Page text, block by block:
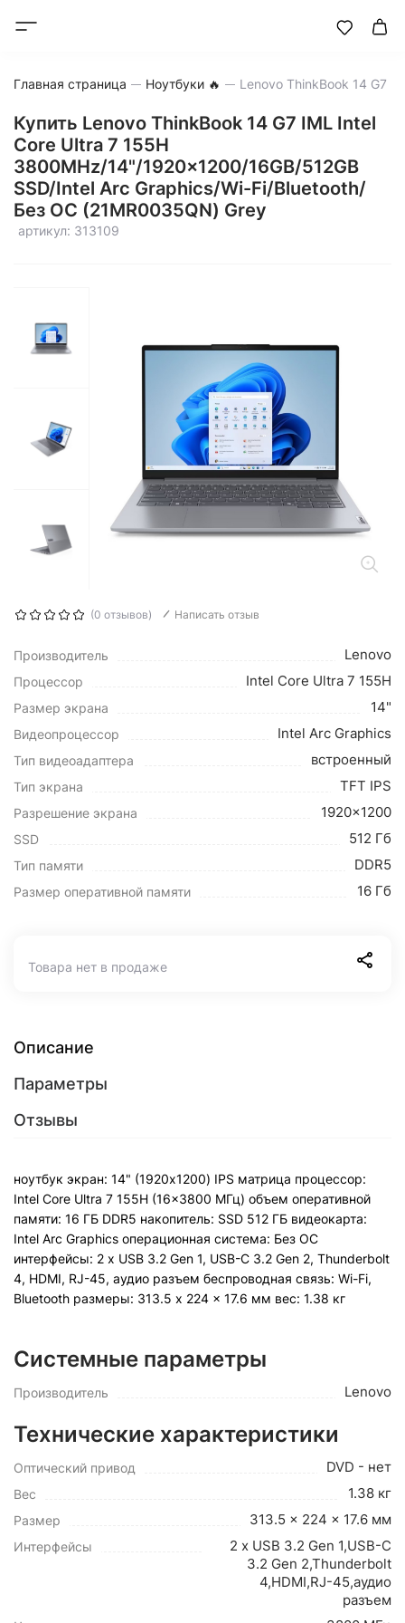
Главная страница Ноутбуки 🔥
Купить Lenovo ThinkBook 14 G7 IML Intel
Core Ultra 7 155H
3800MHz/14"/1920x1200/16GB/512GB
SSD/Intel Arc Graphics/Wi-Fi/Bluetooth/
Без ОС (21MR0035QN) Grey
артикул: 313109
(0 отзывов) Написать отзыв
Производитель Lenovo
Процессор Intel Core Ultra 7 155H
Размер экрана 14"
Видеопроцессор Intel Arc Graphics
Тип видеоадаптера встроенный
Тип экрана TFT IPS
Разрешение экрана 1920x1200
SSD 512 Гб
Тип памяти DDR5
Размер оперативной памяти 16 Гб
Товара нет в продаже
Описание
Параметры
Отзывы
ноутбук экран: 14" (1920x1200) IPS матрица процессор:
Intel Core Ultra 7 155H (16x3800 МГц) объем оперативной
памяти: 16 ГБ DDR5 накопитель: SSD 512 ГБ видеокарта:
Intel Arc Graphics операционная система: Без ОС
интерфейсы: 2 x USB 3.2 Gen 1, USB-C 3.2 Gen 2, Thunderbolt
4, HDMI, RJ-45, аудио разъем беспроводная связь: Wi-Fi,
Bluetooth размеры: 313.5 x 224 x 17.6 мм вес: 1.38 кг
Системные параметры
Производитель Lenovo
Технические характеристики
Оптический привод DVD - нет
Вес 1.38 кг
Размер 313.5 x 224 x 17.6 мм
Интерфейсы
2 x USB 3.2 Gen 1,USB-C
3.2 Gen 2,Thunderbolt
4,HDMI,RJ-45,аудио
разъем